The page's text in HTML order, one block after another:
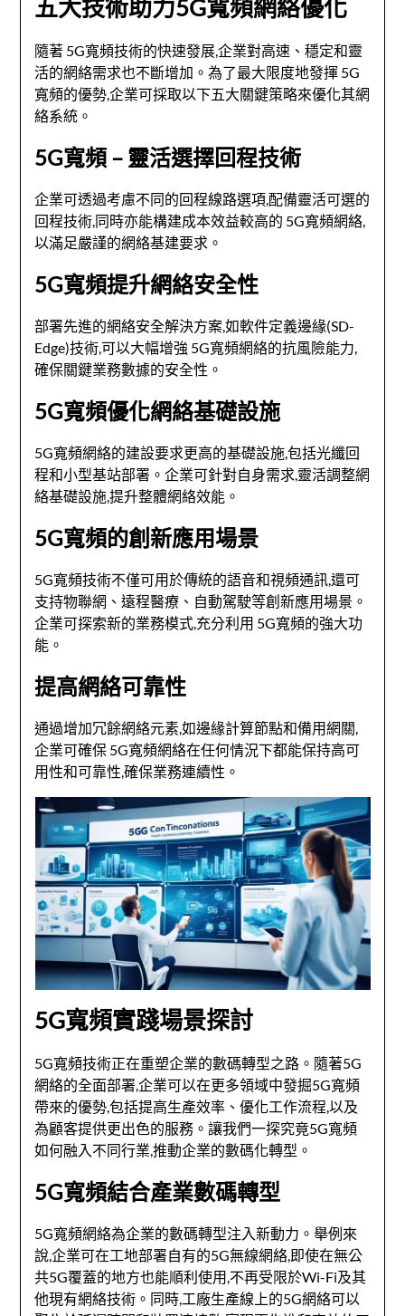
五大技術助力5G寬頻網絡優化
隨著 5G寬頻技術的快速發展,企業對高速、穩定和靈
活的網絡需求也不斷增加。為了最大限度地發揮 5G
寬頻的優勢,企業可採取以下五大關鍵策略來優化其網
絡系統。
5G寬頻 – 靈活選擇回程技術
企業可透過考慮不同的回程線路選項,配備靈活可選的
回程技術,同時亦能構建成本效益較高的 5G寬頻網絡,
以滿足嚴謹的網絡基建要求。
5G寬頻提升網絡安全性
部署先進的網絡安全解決方案,如軟件定義邊緣(SD-
Edge)技術,可以大幅增強 5G寬頻網絡的抗風險能力,
確保關鍵業務數據的安全性。
5G寬頻優化網絡基礎設施
5G寬頻網絡的建設要求更高的基礎設施,包括光纖回
程和小型基站部署。企業可針對自身需求,靈活調整網
絡基礎設施,提升整體網絡效能。
5G寬頻的創新應用場景
5G寬頻技術不僅可用於傳統的語音和視頻通訊,還可
支持物聯網、遠程醫療、自動駕駛等創新應用場景。
企業可探索新的業務模式,充分利用 5G寬頻的強大功
能。
提高網絡可靠性
通過增加冗餘網絡元素,如邊緣計算節點和備用網關,
企業可確保 5G寬頻網絡在任何情況下都能保持高可
用性和可靠性,確保業務連續性。
5G寬頻實踐場景探討
5G寬頻技術正在重塑企業的數碼轉型之路。隨著5G
網絡的全面部署,企業可以在更多領域中發掘5G寬頻
帶來的優勢,包括提高生產效率、優化工作流程,以及
為顧客提供更出色的服務。讓我們一探究竟5G寬頻
如何融入不同行業,推動企業的數碼化轉型。
5G寬頻結合產業數碼轉型
5G寬頻網絡為企業的數碼轉型注入新動力。舉例來
說,企業可在工地部署自有的5G無線網絡,即使在無公
共5G覆蓋的地方也能順利使用,不再受限於Wi-Fi及其
他現有網絡技術。同時,工廠生產線上的5G網絡可以